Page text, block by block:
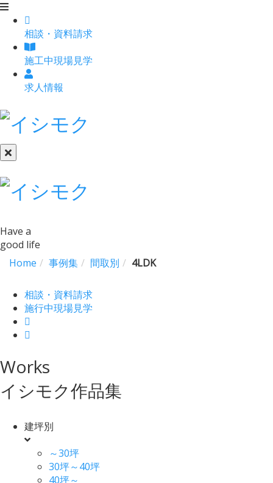
相談 ・ 資料請求
施工中現場見学
求人情報
Have a
good life
Home
事例集 間取別 4LDK
相談・資料請求
施行中現場見学
Works
イシモク作品集
建坪別
～30坪
30坪～40坪
40坪～